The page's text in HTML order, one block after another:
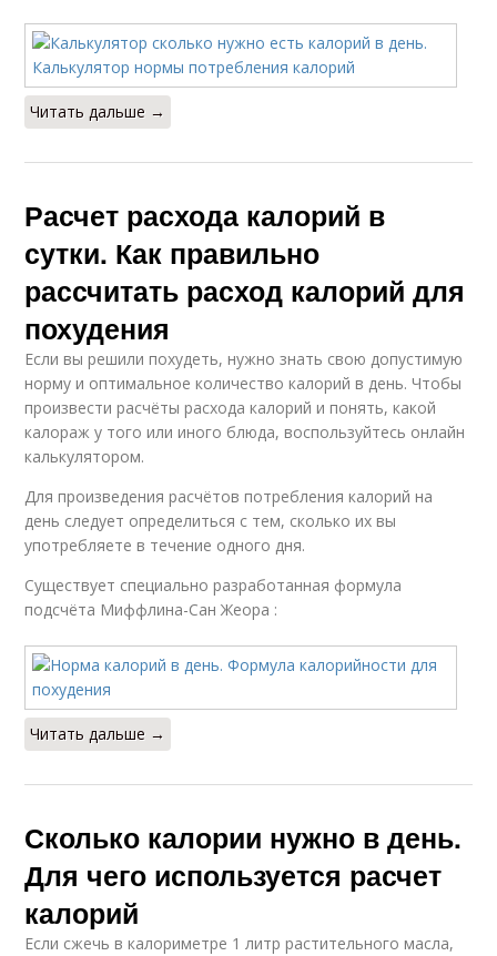
Читать дальше →
Расчет расхода калорий в
сутки. Как правильно
рассчитать расход калорий для
похудения
Если вы решили похудеть, нужно знать свою допустимую
норму и оптимальное количество калорий в день. Чтобы
произвести расчёты расхода калорий и понять, какой
калораж у того или иного блюда, воспользуйтесь онлайн
калькулятором.
Для произведения расчётов потребления калорий на
день следует определиться с тем, сколько их вы
употребляете в течение одного дня.
Существует специально разработанная формула
подсчёта Миффлина-Сан Жеора :
Читать дальше →
Сколько калории нужно в день.
Для чего используется расчет
калорий
Если сжечь в калориметре 1 литр растительного масла,